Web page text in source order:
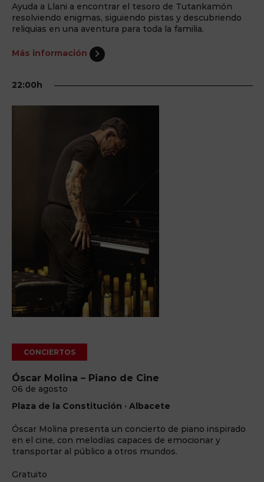
Ayuda a Llani a encontrar el tesoro de Tutankamón
resolviendo enigmas, siguiendo pistas y descubriendo
reliquias en una aventura para toda la familia.
Más información
22:00h
CONCIERTOS
Óscar Molina – Piano de Cine
06 de agosto
Plaza de la Constitución · Albacete
Óscar Molina presenta un concierto de piano inspirado
en el cine, con melodías capaces de emocionar y
transportar al público a otros mundos.
Gratuito